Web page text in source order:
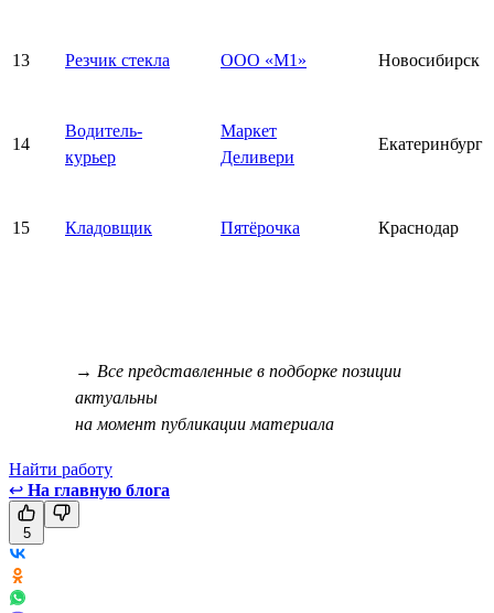
13 Резчик стекла ООО «М1» Новосибирск
14
Водитель-
курьер
Маркет
Деливери
Екатеринбург
15 Кладовщик Пятёрочка Краснодар
→ Все представленные в подборке позиции
актуальны
на момент публикации материала
Найти работу
↩ На главную блога
5